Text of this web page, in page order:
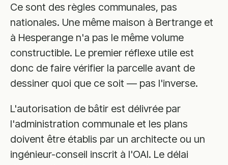
Ce sont des règles communales, pas
nationales. Une même maison à Bertrange et
à Hesperange n'a pas le même volume
constructible. Le premier réflexe utile est
donc de faire vérifier la parcelle avant de
dessiner quoi que ce soit — pas l'inverse.
L'autorisation de bâtir est délivrée par
l'administration communale et les plans
doivent être établis par un architecte ou un
ingénieur-conseil inscrit à l'OAI. Le délai